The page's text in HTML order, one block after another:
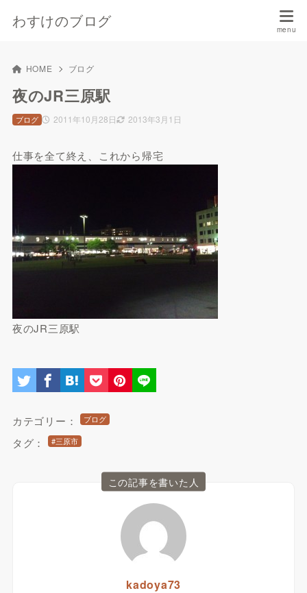
わすけのブログ
HOME ブログ
夜のJR三原駅
2011年10月28日 2013年3月1日
ブログ
仕事を全て終え、これから帰宅
夜のJR三原駅
カテゴリー： ブログ
タグ： #三原市
この記事を書いた人
kadoya73